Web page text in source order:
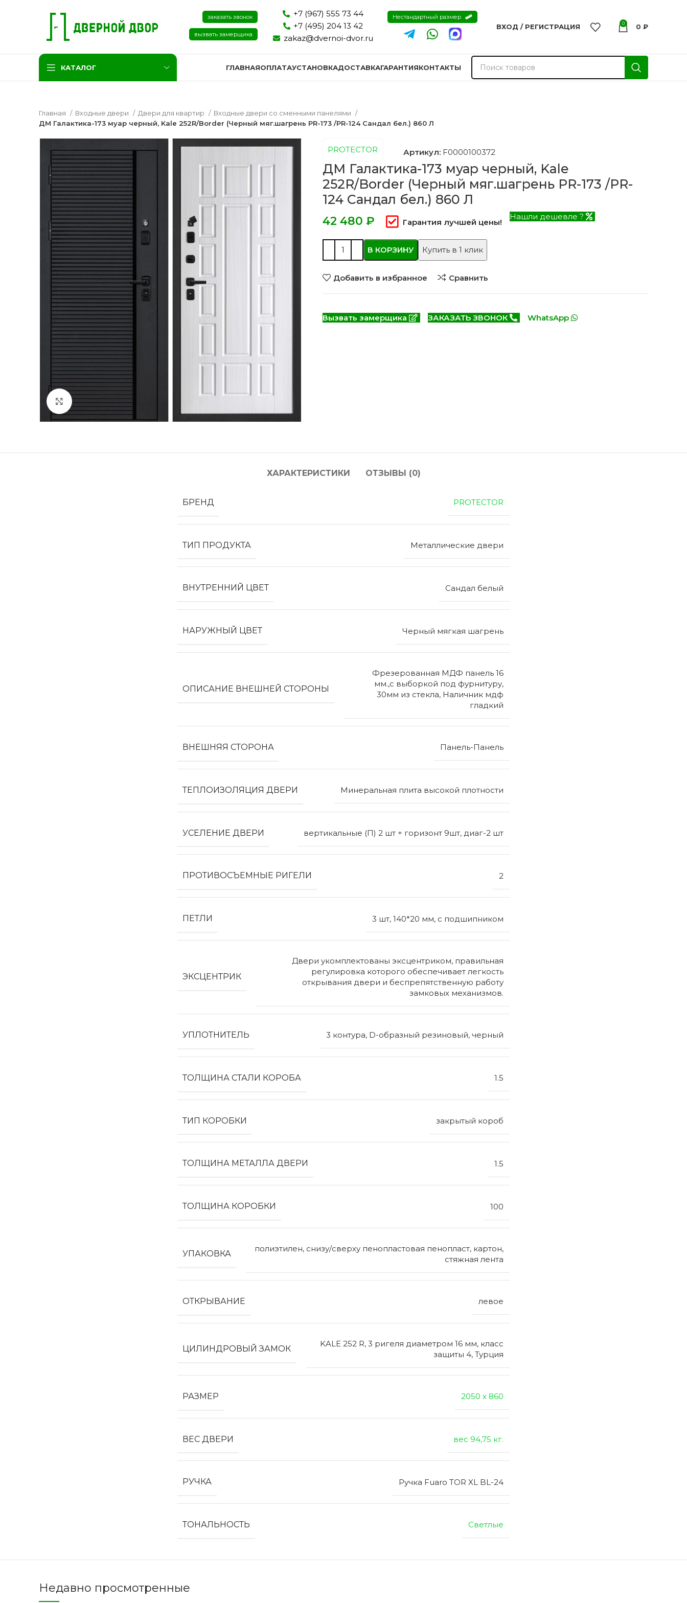
заказать звонок
вызвать замерщика
+7 (967) 555 73 44
+7 (495) 204 13 42
zakaz@dvernoi-dvor.ru
Нестандартный размер
ВХОД / РЕГИСТРАЦИЯ 0 0 ₽
КАТАЛОГ
Двери экошпон и пвх Двери Invisible
Двери из массива -
ГЛАВНАЯОПЛАТАУСТАНОВКАДОСТАВКАГАРАНТИЯКОНТАКТЫ
Главная Входные двери Двери для квартир
Входные двери со сменными панелями
ДМ Галактика-173 муар черный, Kale 252R/Border (Черный мяг.шагрень PR-173 /PR-124 Сандал бел.) 860 Л
Нажмите, чтобы увеличить
PROTECTOR Артикул: F0000100372
ДМ Галактика-173 муар черный, Kale
252R/Border (Черный мяг.шагрень PR-173 /PR-
124 Сандал бел.) 860 Л
₽ Гарантия лучшей цены!
Нашли дешевле ?
В КОРЗИНУ Купить в 1 клик
Добавить в избранное Сравнить
Вызвать замерщика ЗАКАЗАТЬ ЗВОНОК WhatsApp
ХАРАКТЕРИСТИКИ ОТЗЫВЫ (0)
БРЕНД PROTECTOR
ТИП ПРОДУКТА Металлические двери
ВНУТРЕННИЙ ЦВЕТ Сандал белый
НАРУЖНЫЙ ЦВЕТ Черный мягкая шагрень
ОПИСАНИЕ ВНЕШНЕЙ СТОРОНЫ
Фрезерованная МДФ панель 16
мм.,с выборкой под фурнитуру,
30мм из стекла, Наличник мдф
гладкий
ВНЕШНЯЯ СТОРОНА Панель-Панель
ТЕПЛОИЗОЛЯЦИЯ ДВЕРИ Минеральная плита высокой плотности
УСЕЛЕНИЕ ДВЕРИ вертикальные (П) 2 шт + горизонт 9шт, диаг-2 шт
ПРОТИВОСЪЕМНЫЕ РИГЕЛИ 2
ПЕТЛИ 3 шт, 140*20 мм, с подшипником
ЭКСЦЕНТРИК
Двери укомплектованы эксцентриком, правильная
регулировка которого обеспечивает легкость
открывания двери и беспрепятственную работу
замковых механизмов.
УПЛОТНИТЕЛЬ 3 контура, D-образный резиновый, черный
ТОЛЩИНА СТАЛИ КОРОБА 1.5
ТИП КОРОБКИ закрытый короб
ТОЛЩИНА МЕТАЛЛА ДВЕРИ 1.5
ТОЛЩИНА КОРОБКИ 100
УПАКОВКА
полиэтилен, снизу/сверху пенопластовая пенопласт, картон,
стяжная лента
ОТКРЫВАНИЕ левое
ЦИЛИНДРОВЫЙ ЗАМОК
KALE 252 R, 3 ригеля диаметром 16 мм, класс
защиты 4, Турция
РАЗМЕР 2050 х 860
ВЕС ДВЕРИ вес 94,75 кг.
РУЧКА Ручка Fuaro TOR XL BL-24
ТОНАЛЬНОСТЬ Светлые
Недавно просмотренные